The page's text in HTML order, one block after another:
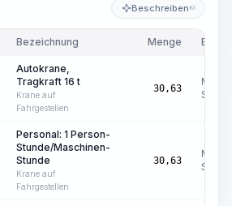
Beschreiben KI
Bezeichnung Menge Einheit
Autokrane,
Tragkraft 16 t
Krane auf
Fahrgestellen
30,63
Std.
Personal: 1 Person-
Stunde/Maschinen-
Stunde
Krane auf
Fahrgestellen
30,63
Std.